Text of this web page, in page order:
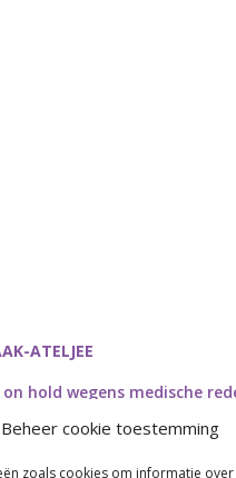
Beheer cookie toestemming
zoals cookies om informatie
ATELJEE
hold wegens medische